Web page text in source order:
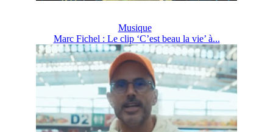
Musique
Marc Fichel : Le clip ‘C’est beau la vie’ à...